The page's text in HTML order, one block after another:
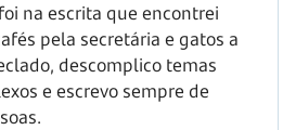
na escrita que encontrei
pela secretária e gatos a
descomplico temas
e escrevo sempre de